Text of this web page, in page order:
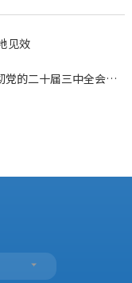
见效
下一篇：供应链公司党支部深入学习宣传贯彻党的二十届三中全会精神